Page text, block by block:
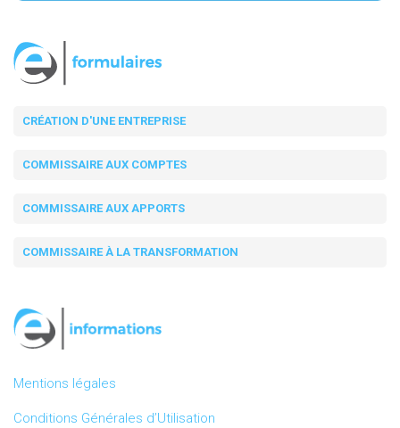
CRÉATION D'UNE ENTREPRISE
COMMISSAIRE AUX COMPTES
COMMISSAIRE AUX APPORTS
COMMISSAIRE À LA TRANSFORMATION
Mentions légales
Conditions Générales d’Utilisation